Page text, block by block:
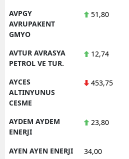
AVPGY
AVRUPAKENT
GMYO
51,80
AVTUR AVRASYA
PETROL VE TUR.
12,74
AYCES
ALTINYUNUS
CESME
453,75
AYDEM AYDEM
ENERJI
23,80
AYEN AYEN ENERJI 34,00